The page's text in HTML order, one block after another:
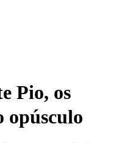
Pio, os
opúsculo